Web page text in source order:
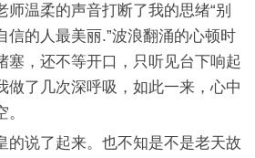
温柔的声音打断了我的思绪“别
信的人最美丽.”波浪翻涌的心顿时
塞，还不等开口，只听见台下响起
做了几次深呼吸，如此一来，心中
说了起来。也不知是不是老天故